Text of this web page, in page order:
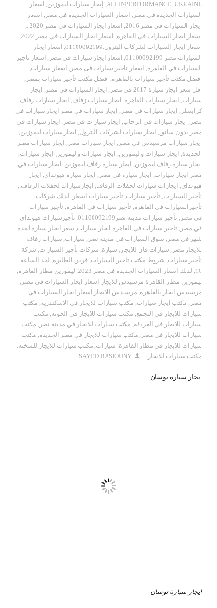
ALLINPERFORMANCE, UKRAINE
, إيجار سيارات ليموزين, اسعار
السيارات الجديدة فى مصر , اسعار السيارات الجديدة في مصر , اسعار
ايجار السيارات فى مصر 2016
, اسعار ايجار السيارات فى مصر 2020 .
,
اسعار ايجار السيارات في القاهرة, اسعار ايجار السيارات في مصر 2022
,
اسعار ايجار السيارات لشركات البترول.01100092199
, اسعار ايجار
السيارات مصر 01100092199
, اسعار ايجار سيارات في مصر , اسعار تاجير
السيارات في القاهرة, اسعار تاجير سيارات فى مصر , اسعار سيارات,
افضل مكتب تأجير سيارات بالقاهرة, افضل مكتب تأجير سيارات بمصر ,
اقل سعر ايجار سيارة 2017 فى مصر
, ايجار السيارات فى مصر , ايجار
سيارات, ايجار سيارات القاهره, ايجار سيارات زفاف, ايجار سيارات زفاف
كرايسلر , ايجار سيارات فى مصر , ايجار سيارات فى مصر ايجار سيارات فى
مصر , ايجار سيارات في الرحاب, ايجار سيارات في مصر , ايجار سيارات في
مصر بدون سائق, ايجار سيارات لشركات البترول, ايجار سيارات ليموزين,
ايجار سيارات مرسيدس في مصر , ايجار سيارات مصر , ايجار سيارات مصر
الجديدة, ايجار سيارات و ليموزين, ايجار سيارات و ليموزين ايجار سيارات,
ايجار سيارة زفاف ليموزين, ايجار سيارة زفاف ليموزين. ايجار سيارات في
مصر ايجار سيارات, ايجار سيارة فى مصر , ايجار سيارة هيونداي, ايجار
هيونداي, ايجارات سيارات لحفلات الزفاف, ايجارسيارات لحفلات الزفاف.,
تأجير السيارات, تأجير سيارات, تأجير سيارات اسعار. لذلك شركات
تأجيرالسيارات في القاهرة, تأجير سيارات في القاهرة, تأجير سيارات
في مصر , تأجير سيارات مدينه نصر01100092199 , تأجيرسيارات هيونداي
في مصر , تاجير سيارات في القاهره ايجار سيارات, سعر ايجار سيارة لمدة
شهر في مصر , سوق السيارات فى مدينة نصر , سيارات, سيارات زفاف
للايجار مصر , سيارات فان للايجار , سيارة, شركات تأجير السيارات, شركة
تأجير سيارات, شروط مكتب تاجير السيارات, فريق الطايره, لحد الساعه
10
, لذلك اسعار السيارات الجديدة فى مصر 2023 , ليموزين مطار القاهرة,
ليموزين مطار القاهرة مرسيدس للايجار اسعار ايجار السيارات في مصر ,
مرسيدس ايجار بالقاهرة, مرسيدس للايجار اسعار ايجار السيارات في
مصر , مكتب ايجار سيارات, مكتب سيارات للايجار في الاسكندريه, مكتب
سيارات للايجار في التجمع, مكتب سيارات للايجار في الجونه, مكتب
سيارات للايجار في الغردقة, مكتب سيارات للايجار في مدينه نصر , مكتب
سيارات للايجار في مصر , مكتب سيارات للايجار في مصر الجديدة, مكتب
سيارات للايجار في مطار القاهرة. سيارات, مكتب سيارات للايجار للسخنه.
مكتب سيارات للايجار
SAYED BASIOUNY
ايجار سيارة توسان
ايجار سيارة توسان